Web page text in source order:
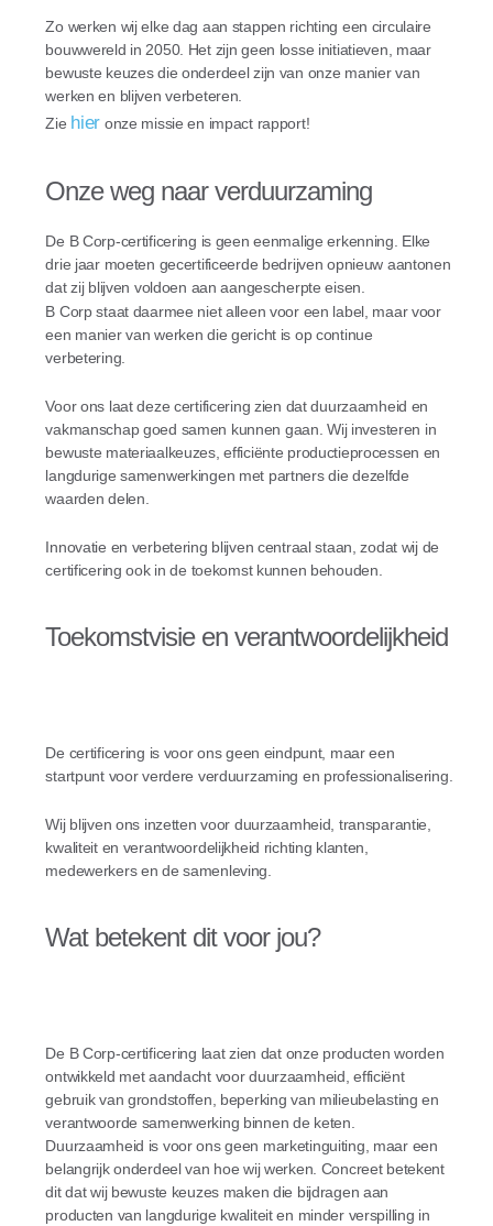
Zo werken wij elke dag aan stappen richting een circulaire
bouwwereld in 2050. Het zijn geen losse initiatieven, maar
bewuste keuzes die onderdeel zijn van onze manier van
werken en blijven verbeteren.
Zie hier onze missie en impact rapport!
Onze weg naar verduurzaming
De B Corp-certificering is geen eenmalige erkenning. Elke
drie jaar moeten gecertificeerde bedrijven opnieuw aantonen
dat zij blijven voldoen aan aangescherpte eisen.
B Corp staat daarmee niet alleen voor een label, maar voor
een manier van werken die gericht is op continue
verbetering.
Voor ons laat deze certificering zien dat duurzaamheid en
vakmanschap goed samen kunnen gaan. Wij investeren in
bewuste materiaalkeuzes, efficiënte productieprocessen en
langdurige samenwerkingen met partners die dezelfde
waarden delen.
Innovatie en verbetering blijven centraal staan, zodat wij de
certificering ook in de toekomst kunnen behouden.
Toekomstvisie en verantwoordelijkheid
De certificering is voor ons geen eindpunt, maar een
startpunt voor verdere verduurzaming en professionalisering.
Wij blijven ons inzetten voor duurzaamheid, transparantie,
kwaliteit en verantwoordelijkheid richting klanten,
medewerkers en de samenleving.
Wat betekent dit voor jou?
De B Corp-certificering laat zien dat onze producten worden
ontwikkeld met aandacht voor duurzaamheid, efficiënt
gebruik van grondstoffen, beperking van milieubelasting en
verantwoorde samenwerking binnen de keten.
Duurzaamheid is voor ons geen marketinguiting, maar een
belangrijk onderdeel van hoe wij werken. Concreet betekent
dit dat wij bewuste keuzes maken die bijdragen aan
producten van langdurige kwaliteit en minder verspilling in